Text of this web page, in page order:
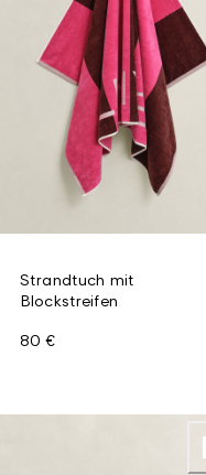
Strandtuch mit
Blockstreifen
80 €